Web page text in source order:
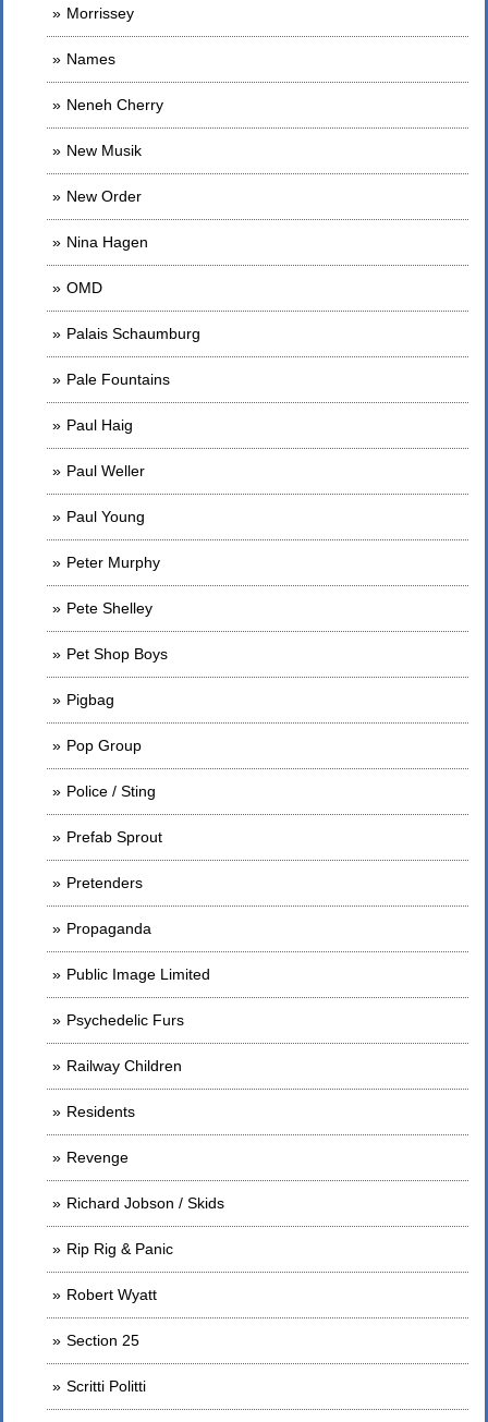
Morrissey
Names
Neneh Cherry
New Musik
New Order
Nina Hagen
OMD
Palais Schaumburg
Pale Fountains
Paul Haig
Paul Weller
Paul Young
Peter Murphy
Pete Shelley
Pet Shop Boys
Pigbag
Pop Group
Police / Sting
Prefab Sprout
Pretenders
Propaganda
Public Image Limited
Psychedelic Furs
Railway Children
Residents
Revenge
Richard Jobson / Skids
Rip Rig & Panic
Robert Wyatt
Section 25
Scritti Politti